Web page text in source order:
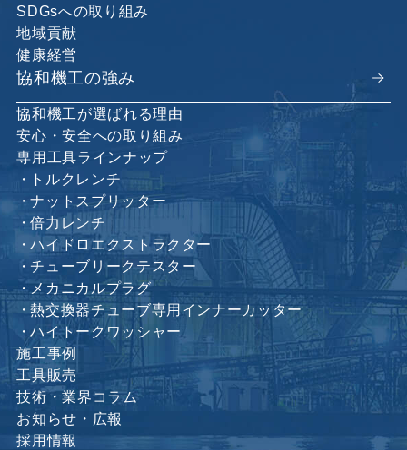
SDGsへの取り組み
地域貢献
健康経営
協和機工の強み
協和機工が選ばれる理由
安心・安全への取り組み
専用工具ラインナップ
トルクレンチ
ナットスプリッター
倍力レンチ
ハイドロエクストラクター
チューブリークテスター
メカニカルプラグ
熱交換器チューブ専用インナーカッター
ハイトークワッシャー
施工事例
工具販売
技術・業界コラム
お知らせ・広報
採用情報